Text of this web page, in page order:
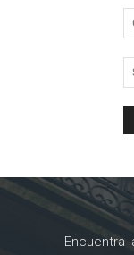
Encuentra